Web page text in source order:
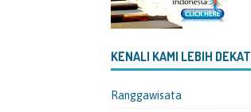
KENALI KAMI LEBIH DEKAT
Ranggawisata